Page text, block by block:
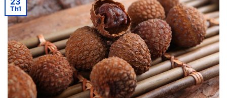
Th1